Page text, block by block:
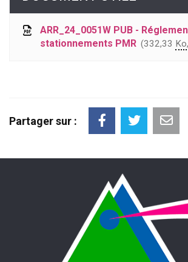
ARR_24_0051W PUB -
stationnements PMR
332,33 Ko
Partager sur :